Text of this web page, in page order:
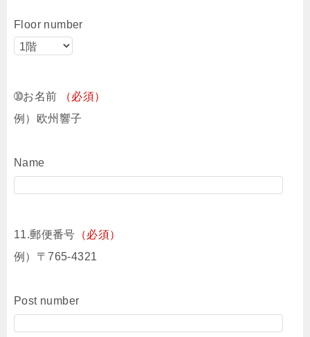
Floor number
➉お名前
（必須）
例）欧州響子
Name
11.郵便番号 （必須）
例）〒765-4321
Post number